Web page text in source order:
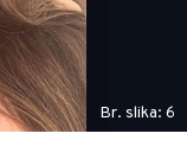
Br. slika: 6